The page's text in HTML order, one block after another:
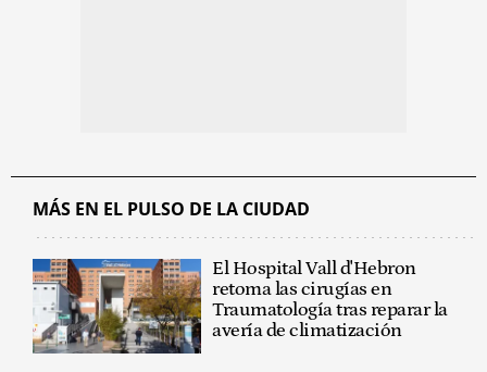
MÁS EN EL PULSO DE LA CIUDAD
El Hospital Vall d'Hebron
retoma las cirugías en
Traumatología tras reparar la
avería de climatización